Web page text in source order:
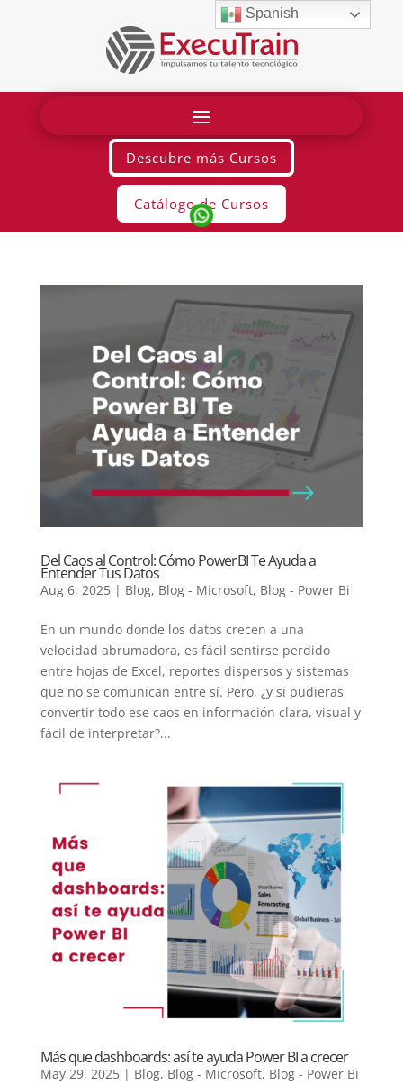
Descubre más Cursos
Catálogo de Cursos
Del Caos al Control: Cómo Power BI Te Ayuda a
Entender Tus Datos
Aug 6, 2025| Blog, Blog - Microsoft, Blog - Power Bi
En un mundo donde los datos crecen a una
velocidad abrumadora, es fácil sentirse perdido
entre hojas de Excel, reportes dispersos y sistemas
que no se comunican entre sí. Pero, ¿y si pudieras
convertir todo ese caos en información clara, visual y
fácil de interpretar?...
Más que dashboards: así te ayuda Power BI a crecer
May 29, 2025| Blog, Blog - Microsoft, Blog - Power Bi
Spanish